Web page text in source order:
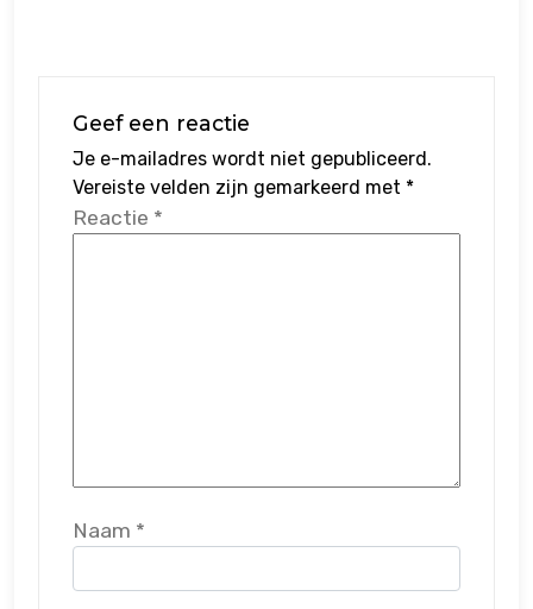
Geef een reactie
Je e-mailadres wordt niet gepubliceerd.
Vereiste velden zijn gemarkeerd met *
Reactie *
Naam *